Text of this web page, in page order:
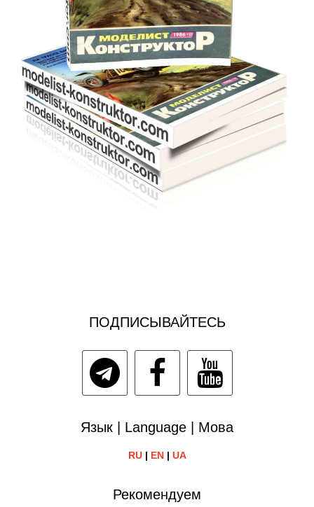
ПОДПИСЫВАЙТЕСЬ
Язык | Language | Мова
RU| EN| UA
Рекомендуем